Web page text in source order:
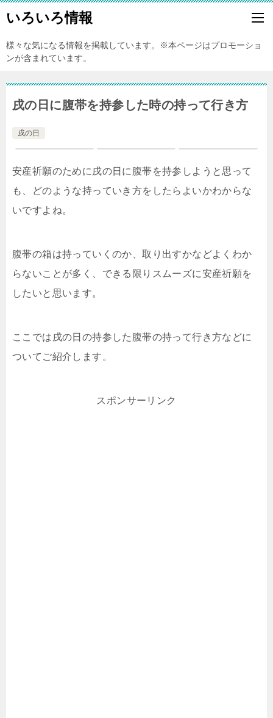
いろいろ情報
様々な気になる情報を掲載しています。※本ページはプロモーショ
ンが含まれています。
戌の日に腹帯を持参した時の持って行き方
戌の日
安産祈願のために戌の日に腹帯を持参しようと思って
も、どのような持っていき方をしたらよいかわからな
いですよね。
腹帯の箱は持っていくのか、取り出すかなどよくわか
らないことが多く、できる限りスムーズに安産祈願を
したいと思います。
ここでは戌の日の持参した腹帯の持って行き方などに
ついてご紹介します。
スポンサーリンク